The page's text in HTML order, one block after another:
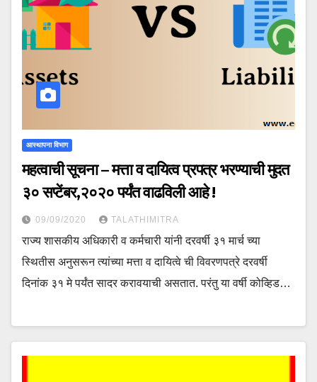
आस्थापना विभाग
महत्वाची सूचना – मत्ता व दायित्व प्रपत्र भरण्याची मुदत
३० सप्टेंबर,२०२० पर्यंत वाढविली आहे !
09/09/2020 TALATHIMITRA
राज्य शासकीय अधिकारी व कर्मचारी यांनी दरवर्षी ३१ मार्च च्या
स्थितीस अनुसरून त्यांच्या मत्ता व दायित्वे ची विवरणपत्रे दरवर्षी
दिनांक ३१ मे पर्यंत सादर करावयाची असतात. परंतु या वर्षी कोव्हिड…